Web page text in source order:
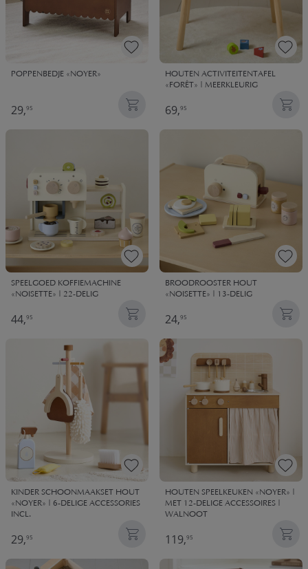
POPPENBEDJE «NOYER»
29,95
HOUTEN ACTIVITEITENTAFEL
«FORÊT» | MEERKLEURIG
69,95
SPEELGOED KOFFIEMACHINE
«NOISETTE» | 22-DELIG
44,95
BROODROOSTER HOUT
«NOISETTE» | 13-DELIG
24,95
KINDER SCHOONMAAKSET HOUT
«NOYER» | 6-DELIGE ACCESSORIES
INCL.
29,95
HOUTEN SPEELKEUKEN «NOYER» |
MET 12-DELIGE ACCESSOIRES |
WALNOOT
119,95